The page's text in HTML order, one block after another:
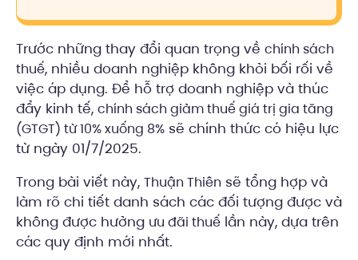
Trước những thay đổi quan trọng về chính sách
thuế, nhiều doanh nghiệp không khỏi bối rối về
việc áp dụng. Để hỗ trợ doanh nghiệp và thúc
đẩy kinh tế, chính sách giảm thuế giá trị gia tăng
(GTGT) từ 10% xuống 8% sẽ chính thức có hiệu lực
từ ngày 01/7/2025.
Trong bài viết này, Thuận Thiên sẽ tổng hợp và
làm rõ chi tiết danh sách các đối tượng được và
không được hưởng ưu đãi thuế lần này, dựa trên
các quy định mới nhất.